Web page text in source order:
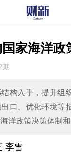
家海洋政
期
构入手，提升组
口、优化环境等
洋政策决策体制
李雪